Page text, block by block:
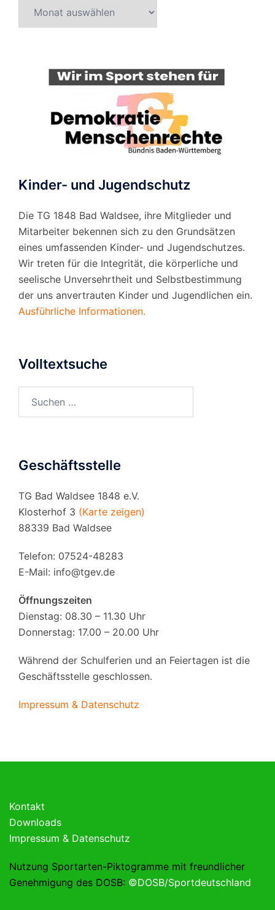
nach
Kinder- und Jugendschutz
Die TG 1848 Bad Waldsee, ihre Mitglieder und
Mitarbeiter bekennen sich zu den Grundsätzen
eines umfassenden Kinder- und Jugendschutzes.
Wir treten für die Integrität, die körperliche und
seelische Unversehrtheit und Selbstbestimmung
der uns anvertrauten Kinder und Jugendlichen ein.
Ausführliche Informationen.
Volltextsuche
Geschäftsstelle
TG Bad Waldsee 1848 e.V.
Klosterhof 3 (Karte zeigen)
88339 Bad Waldsee
Telefon: 07524-48283
E-Mail: info@tgev.de
Öffnungszeiten
Dienstag: 08.30 – 11.30 Uhr
Donnerstag: 17.00 – 20.00 Uhr
Während der Schulferien und an Feiertagen ist die
Geschäftsstelle geschlossen.
Impressum & Datenschutz
Kontakt
Downloads
Impressum & Datenschutz
Nutzung Sportarten-Piktogramme mit freundlicher
Genehmigung des DOSB: ©DOSB/Sportdeutschland